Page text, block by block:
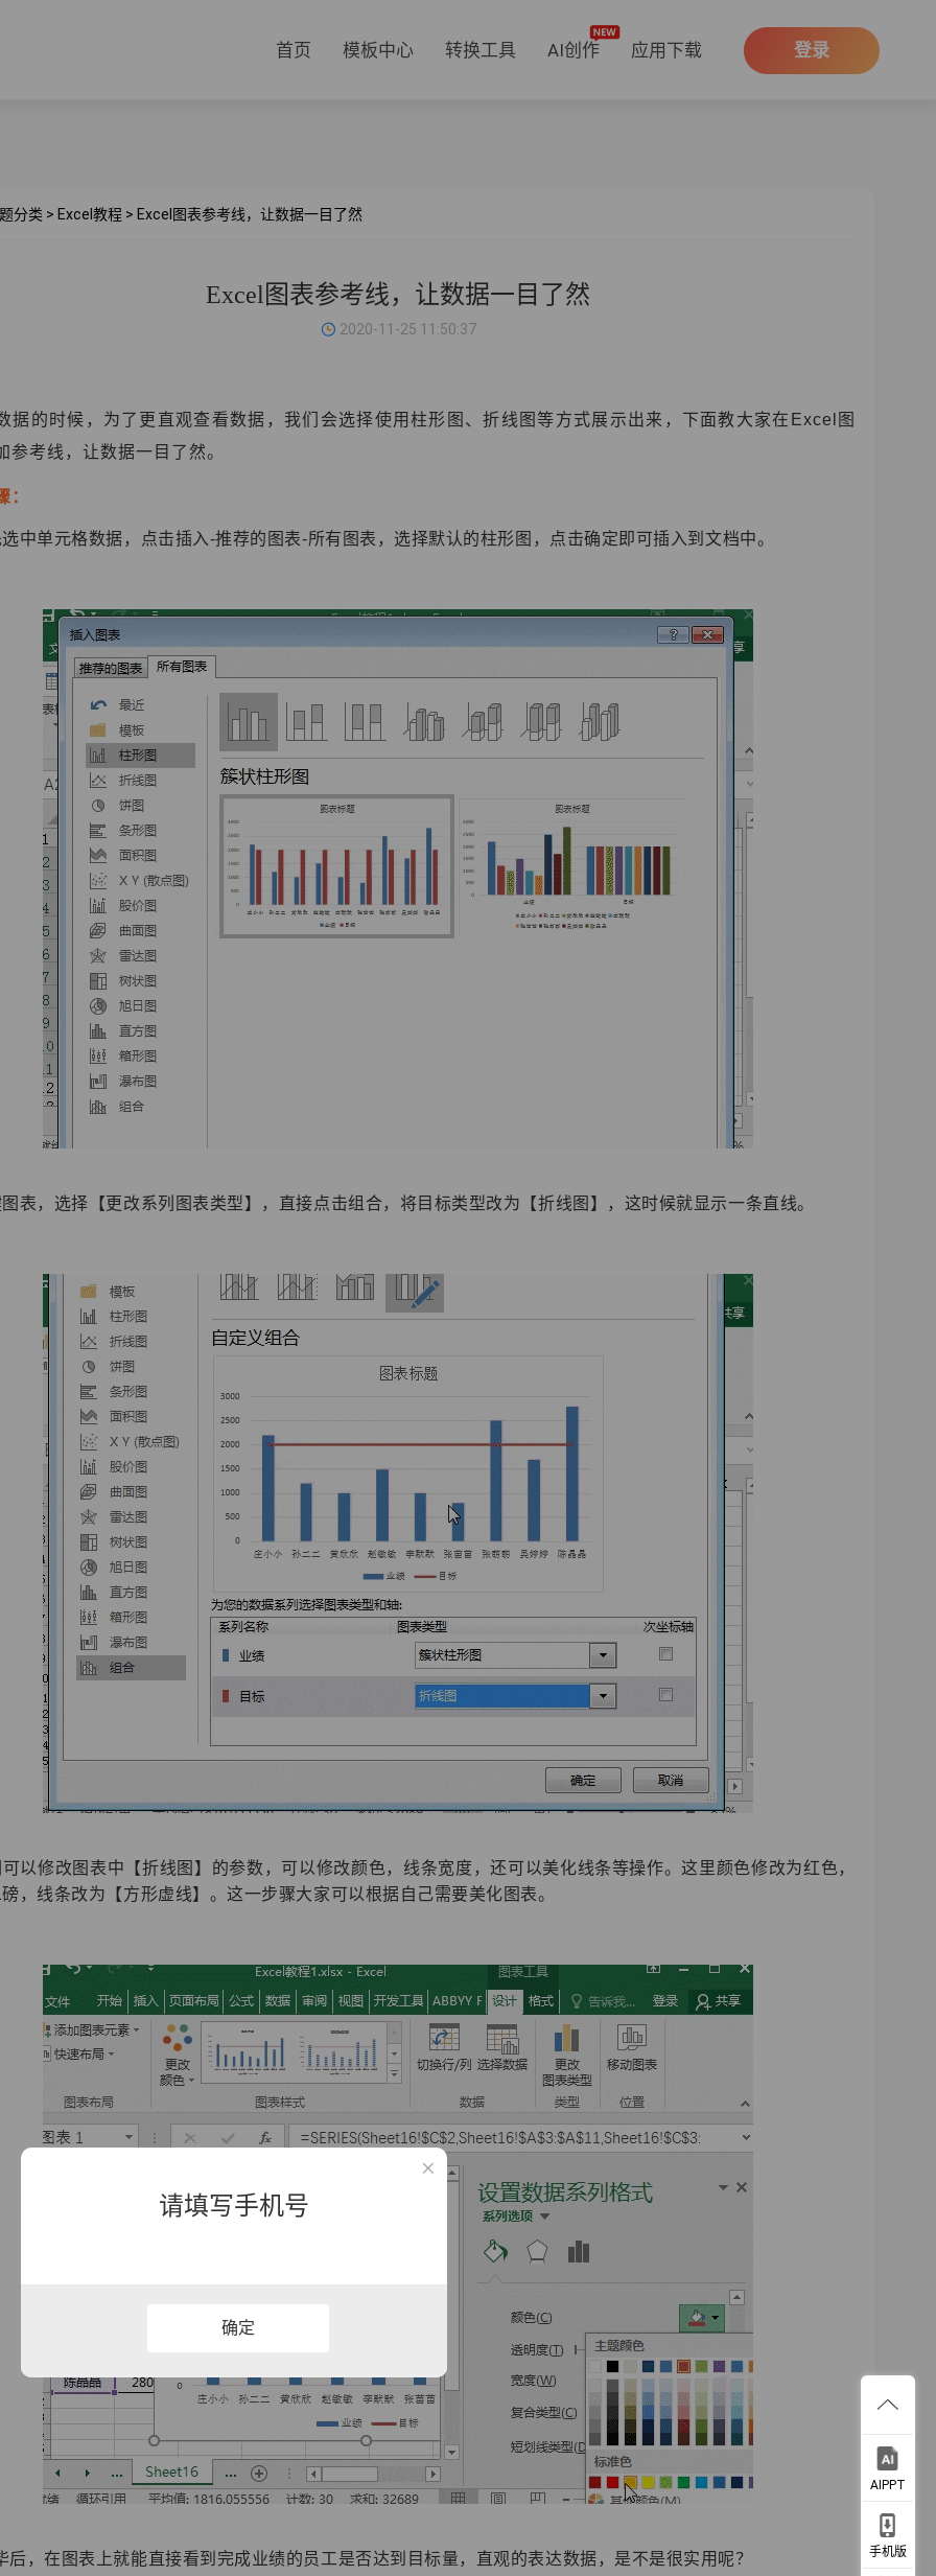
首页 模板中心 转换工具 AI创作 应用下载 登录
分类 > Excel教程 > Excel图表参考线，让数据一目了然
Excel图表参考线，让数据一目了然
2020-11-25 11:50:37
据的时候，为了更直观查看数据，我们会选择使用柱形图、折线图等方式展示出来，下面教大家在Excel图
参考线，让数据一目了然。
：
中单元格数据，点击插入-推荐的图表-所有图表，选择默认的柱形图，点击确定即可插入到文档中。
表，选择【更改系列图表类型】，直接点击组合，将目标类型改为【折线图】，这时候就显示一条直线。
以修改图表中【折线图】的参数，可以修改颜色，线条宽度，还可以美化线条等操作。这里颜色修改为红色，
，线条改为【方形虚线】。这一步骤大家可以根据自己需要美化图表。
后，在图表上就能直接看到完成业绩的员工是否达到目标量，直观的表达数据，是不是很实用呢？
AIPPT
手机版
请填写手机号
确定